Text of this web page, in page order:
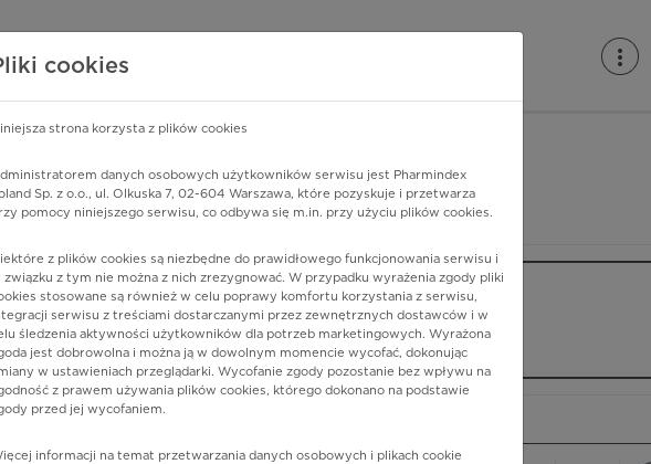
o lekach
PHARMINDEX
Pharmindex
lider wiedzy o lekach
lub substancję czynną
cookies
strona korzysta z plików cookies
danych osobowych użytkowników serwisu jest Pharmindex
Sp. z o.o., ul. Olkuska 7, 02-604 Warszawa, które pozyskuje i przetwarza
pomocy niniejszego serwisu, co odbywa się m.in. przy użyciu plików cookies.
z plików cookies są niezbędne do prawidłowego funkcjonowania serwisu i
związku z tym nie można z nich zrezygnować. W przypadku wyrażenia zgody pliki
stosowane są również w celu poprawy komfortu korzystania z serwisu,
serwisu z treściami dostarczanymi przez zewnętrznych dostawców i w
śledzenia aktywności użytkowników dla potrzeb marketingowych. Wyrażona
jest dobrowolna i można ją w dowolnym momencie wycofać, dokonując
w ustawieniach przeglądarki. Wycofanie zgody pozostanie bez wpływu na
z prawem używania plików cookies, którego dokonano na podstawie
przed jej wycofaniem.
informacji na temat przetwarzania danych osobowych i plikach cookie